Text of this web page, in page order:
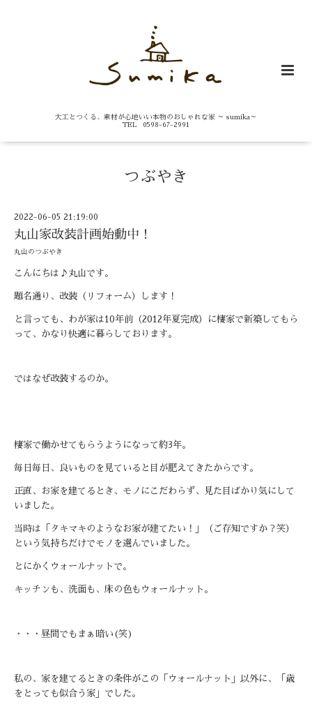
大工とつくる、素材が心地いい本物のおしゃれな家 ～ sumika～
TEL 0598-67-2991
つぶやき
2022-06-05 21:19:00
丸山家改装計画始動中！
丸山のつぶやき
こんにちは♪丸山です。
題名通り、改装（リフォーム）します！
と言っても、わが家は10年前（2012年夏完成）に棲家で新築してもら
って、かなり快適に暮らしております。
ではなぜ改装するのか。
棲家で働かせてもらうようになって約3年。
毎日毎日、良いものを見ていると目が肥えてきたからです。
正直、お家を建てるとき、モノにこだわらず、見た目ばかり気にして
いました。
当時は「タキマキのようなお家が建てたい！」（ご存知ですか？笑）
という気持ちだけでモノを選んでいました。
とにかくウォールナットで。
キッチンも、洗面も、床の色もウォールナット。
・・・昼間でもまぁ暗い (笑)
私の、家を建てるときの条件がこの「ウォールナット」以外に、「歳
をとっても似合う家」でした。